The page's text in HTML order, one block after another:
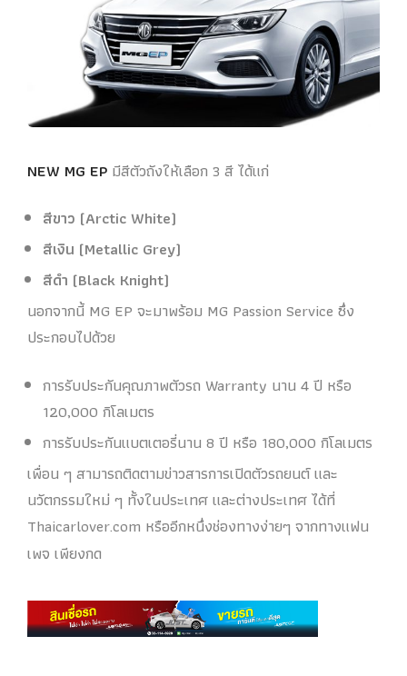
NEW MG EP มีสีตัวถังให้เลือก 3 สี ได้แก่
สีขาว (Arctic White)
สีเงิน (Metallic Grey)
สีดำ (Black Knight)
นอกจากนี้ MG EP จะมาพร้อม MG Passion Service ซึ่ง
ประกอบไปด้วย
การรับประกันคุณภาพตัวรถ Warranty นาน 4 ปี หรือ
120,000 กิโลเมตร
การรับประกันแบตเตอรี่นาน 8 ปี หรือ 180,000 กิโลเมตร
เพื่อน ๆ สามารถติดตามข่าวสารการเปิดตัวรถยนต์ และ
นวัตกรรมใหม่ ๆ ทั้งในประเทศ และต่างประเทศ ได้ที่
Thaicarlover.com หรืออีกหนึ่งช่องทางง่ายๆ จากทางแฟน
เพจ เพียงกด